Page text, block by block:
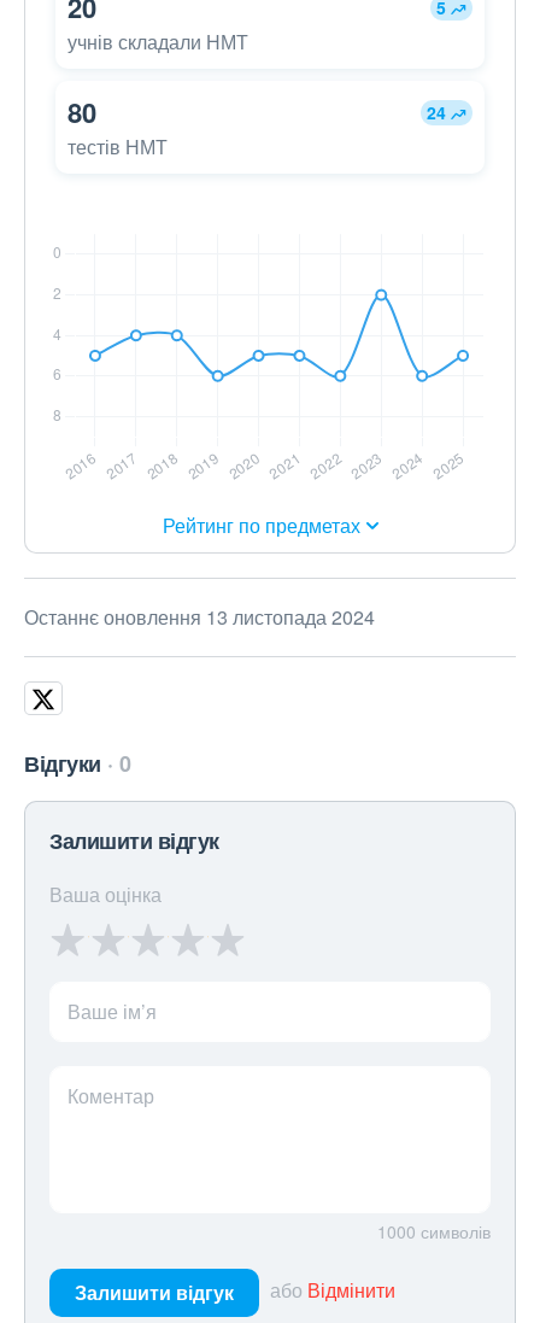
5
учнів складали НМТ
80 24
тестів НМТ
Рейтинг по предметах
Останнє оновлення 13 листопада 2024
Відгуки 0
Залишити відгук
Ваша оцінка
Ваше ім’я
Коментар
1000 символів
Залишити відгук або Відмінити